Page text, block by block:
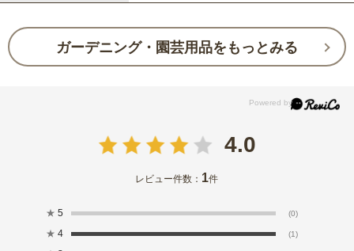
ガーデニング・園芸用品をもっとみる
4.0
レビュー件数： 1件
★ 5 (0)
★ 4 (1)